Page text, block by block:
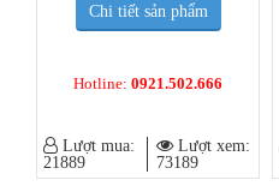
Chi tiết sản phẩm
Hotline: 0921.502.666
Lượt mua:
21889
Lượt xem:
73189